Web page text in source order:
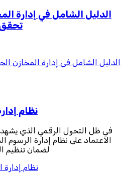
الدليل الشامل في إدارة
تحقق
الدليل الشامل في إدارة المخازن
نظام
في ظل التحول الرقمي الذي
الاعتماد على نظام إدارة
لضمان تنظيم
نظام